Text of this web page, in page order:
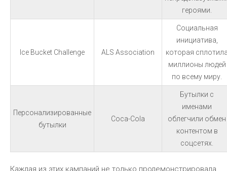
героями.
Ice Bucket Challenge ALS Association
Социальная
инициатива,
которая
миллионы людей
по всему миру.
Персонализированные
бутылки
Coca-Cola
Бутылки с
именами
облегчили обмен
контентом в
соцсетях.
Каждая из этих кампаний не только продемонстрировала